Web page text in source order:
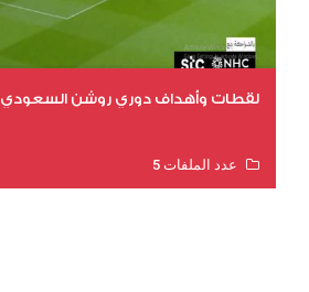
لقطات وأهداف دوري روشن السعودي
عدد الملفات 5